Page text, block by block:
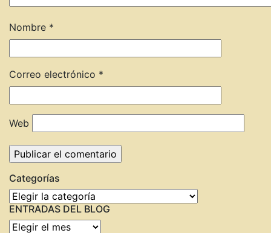
Nombre *
Correo electrónico *
Web
Categorías
Categorías
ENTRADAS DEL BLOG
ENTRADAS